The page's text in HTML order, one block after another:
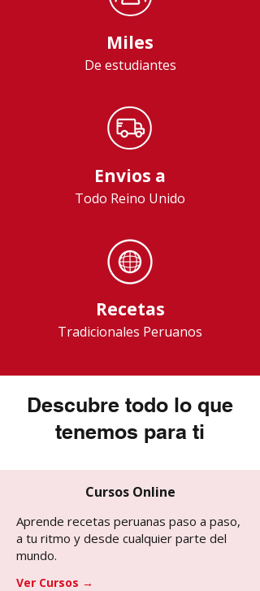
Miles
De estudiantes
Envios a
Todo Reino Unido
Recetas
Tradicionales Peruanos
Descubre todo lo que
tenemos para ti
Cursos Online
Aprende recetas peruanas paso a paso,
a tu ritmo y desde cualquier parte del
mundo.
Ver Cursos →